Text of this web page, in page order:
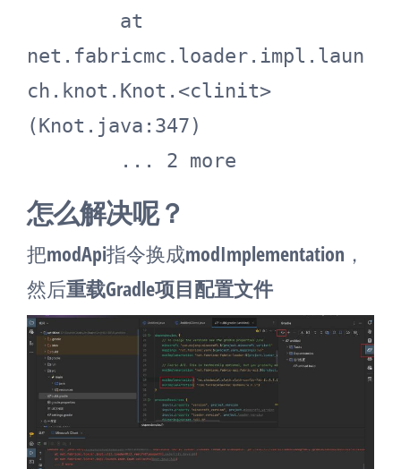
net.fabricmc.loader.impl.laun
ch.knot.Knot.<clinit>
(Knot.java:347)
	... 2 more
怎么解决呢？
把modApi指令换成modImplementation，
然后重载Gradle项目配置文件